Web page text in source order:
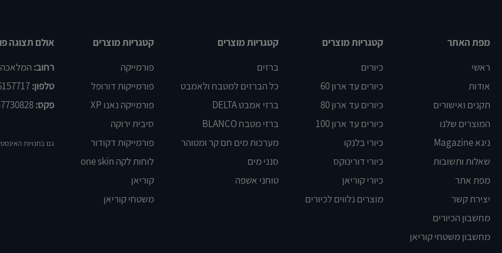
מפת האתר
ראשי
אודות
תקנים ואישורים
המוצרים שלנו
ניגא Magazine
שאלות ותשובות
מפת אתר
יצירת קשר
מחשבון הכיורים
מחשבון משטחי קוריאן
קטגריות מוצרים
כיורים
כיורים עד ארון 60
כיורים עד ארון 80
כיורים עד ארון 100
כיורי בלנקו
כיורי דורינוקס
כיורי קוריאן
מוצרים נלווים לכיורים
קטגריות מוצרים
ברזים
כל הברזים למטבח ולאמבט
ברזי אמבט DELTA
ברזי מטבח BLANCO
מערכות מים חם קר ומטוהר
סנני מים
טוחני אשפה
קטגריות מוצרים
פורמייקה
פורמייקות דורופל
פורמייקה נאנו XP
סיבית ירוקה
פורמייקות דקודור
לוחות לקה one skin
קוריאן
משטחי קוריאן
אולם תצוגה
רחוב: המלאכה 10, אזור התעשיה פולג, נתניה
טלפון:
פקס:
גם בחנויות